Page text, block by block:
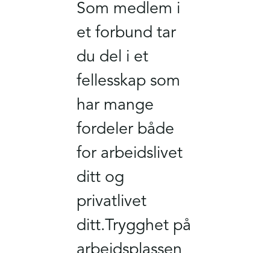
Som medlem i
et forbund tar
du del i et
fellesskap som
har mange
fordeler både
for arbeidslivet
ditt og
privatlivet
ditt.Trygghet på